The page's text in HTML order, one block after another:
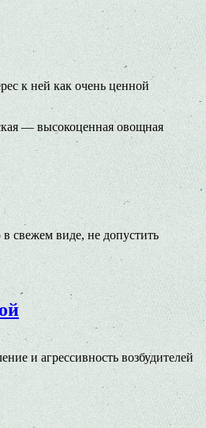
к ней как очень ценной
— высокоценная овощная
свежем виде, не допустить
и агрессивность возбудителей